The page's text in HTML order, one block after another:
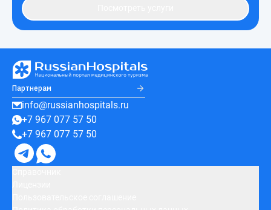
Партнерам
info@russianhospitals.ru
+7 967 077 57 50
+7 967 077 57 50